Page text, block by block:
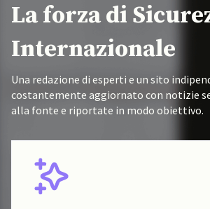
La forza di
Internazionale
Una redazione di esperti e un sito
costantemente aggiornato con notizie
alla fonte e riportate in modo obiettivo.